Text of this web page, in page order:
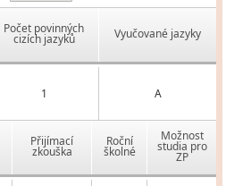
Počet povinných
cizích jazyků Vyučované jazyky
1 A
Přijímací
zkouška
Roční
školné
Možnost
studia pro
ZP